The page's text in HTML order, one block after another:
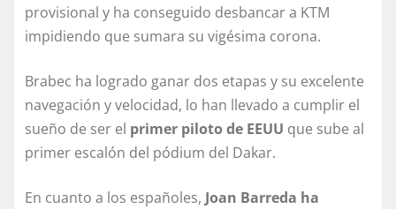
provisional y ha conseguido desbancar a KTM
impidiendo que sumara su vigésima corona.
Brabec ha logrado ganar dos etapas y su excelente
navegación y velocidad, lo han llevado a cumplir el
sueño de ser el primer piloto de EEUU que sube al
primer escalón del pódium del Dakar.
En cuanto a los españoles, Joan Barreda ha